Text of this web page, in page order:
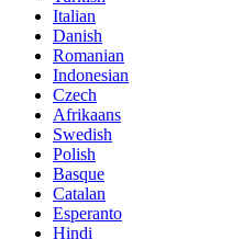
Italian
Danish
Romanian
Indonesian
Czech
Afrikaans
Swedish
Polish
Basque
Catalan
Esperanto
Hindi